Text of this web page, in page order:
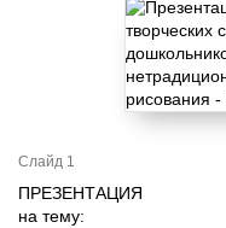
Слайд 1
ПРЕЗЕНТАЦИЯ
на тему: